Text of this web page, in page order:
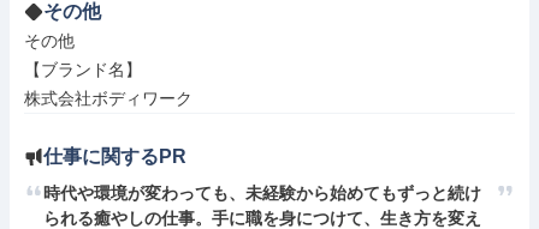
その他
その他
【ブランド名】
株式会社ボディワーク
仕事に関するPR
時代や環境が変わっても、未経験から始めてもずっと続け
られる癒やしの仕事。手に職を身につけて、生き方を変え